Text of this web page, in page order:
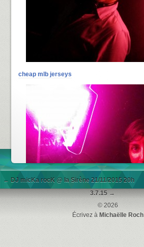
cheap mlb jerseys
© 2026
Écrivez à Michaëlle Roch
← DJ micKa rocK @ la Sirène 21/11/2015 20h
3.7.15→